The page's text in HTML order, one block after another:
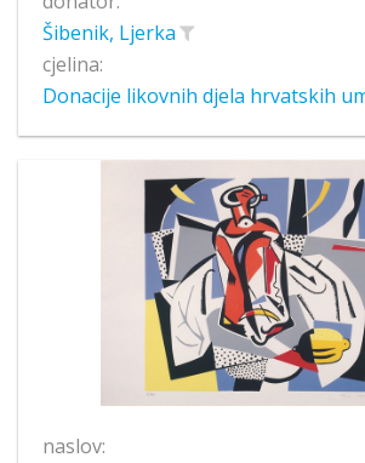
Šibenik, Ljerka
cjelina:
Donacije likovnih djela hrvatskih
naslov: